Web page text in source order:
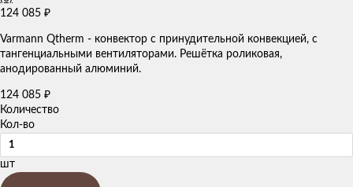
124 085 ₽
Varmann Qtherm - конвектор с принудительной конвекцией, с
тангенциальными вентиляторами. Решётка роликовая,
анодированный алюминий.
124 085 ₽
Количество
Кол-во
шт